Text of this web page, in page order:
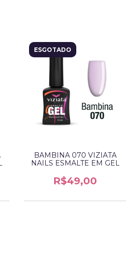
ESGOTADO
BAMBINA 070 VIZIATA
NAILS ESMALTE EM GEL
R$49,00